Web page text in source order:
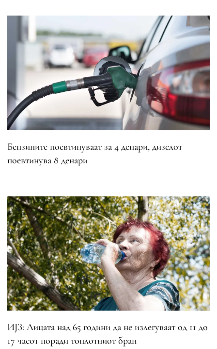
Бензините поевтинуваат за 4 денари, дизелот
поевтинува 8 денари
ИЈЗ: Лицата над 65 години да не излегуваат од 11 до
17 часот поради топлотниот бран